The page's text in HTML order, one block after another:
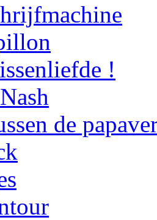
!
de